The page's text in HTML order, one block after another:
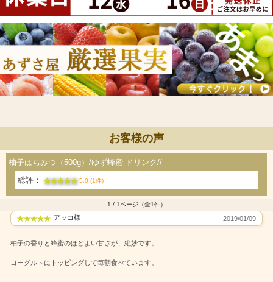
お客様の声
柚子はちみつ（500g）/ゆず蜂蜜 ドリンク//
総評：
5.0 (1件)
1 / 1ページ（全1件）
アッコ様 2019/01/09
柚子の香りと蜂蜜のほどよい甘さが、絶妙です。
ヨーグルトにトッピングして毎朝食べています。